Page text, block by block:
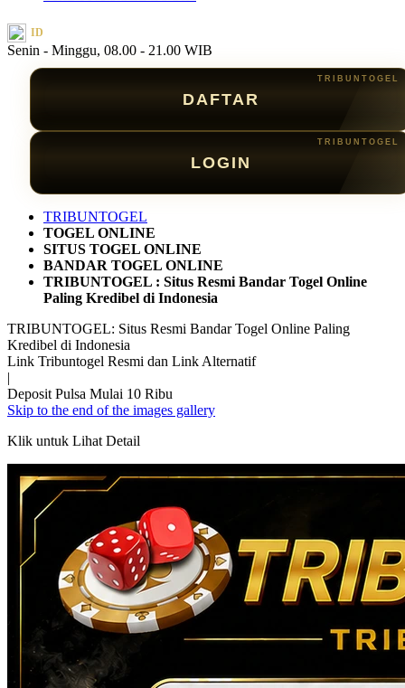
ID
Senin - Minggu, 08.00 - 21.00 WIB
DAFTAR
LOGIN
TRIBUNTOGEL
TOGEL ONLINE
SITUS TOGEL ONLINE
BANDAR TOGEL ONLINE
TRIBUNTOGEL : Situs Resmi Bandar Togel Online
Paling Kredibel di Indonesia
TRIBUNTOGEL: Situs Resmi Bandar Togel Online Paling
Kredibel di Indonesia
Link Tribuntogel Resmi dan Link Alternatif
|
Deposit Pulsa Mulai 10 Ribu
Skip to the end of the images gallery
Klik untuk Lihat Detail